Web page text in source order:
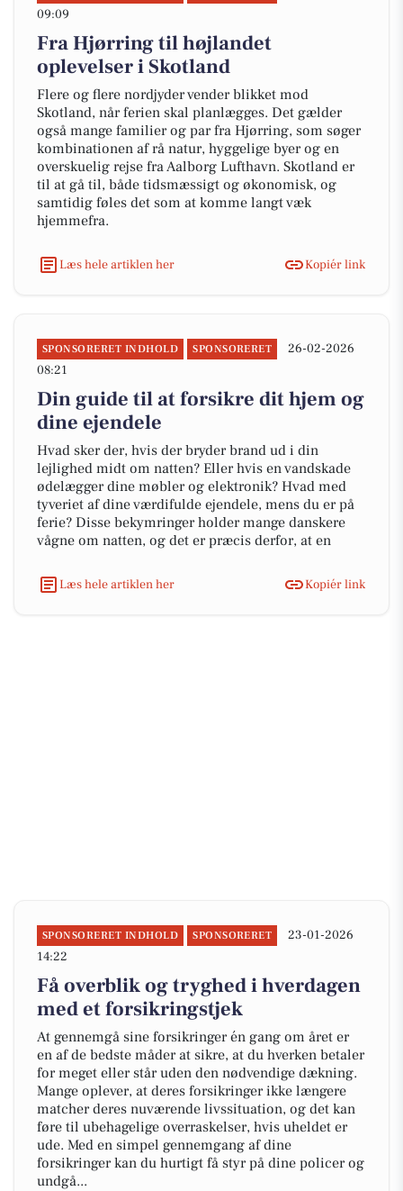
09:09
Fra Hjørring til højlandet
oplevelser i Skotland
Flere og flere nordjyder vender blikket mod
Skotland, når ferien skal planlægges. Det gælder
også mange familier og par fra Hjørring, som søger
kombinationen af rå natur, hyggelige byer og en
overskuelig rejse fra Aalborg Lufthavn. Skotland er
til at gå til, både tidsmæssigt og økonomisk, og
samtidig føles det som at komme langt væk
hjemmefra.
Læs hele artiklen her Kopiér link
SPONSORERET INDHOLD SPONSORERET
26-02-2026
08:21
Din guide til at forsikre dit hjem og
dine ejendele
Hvad sker der, hvis der bryder brand ud i din
lejlighed midt om natten? Eller hvis en vandskade
ødelægger dine møbler og elektronik? Hvad med
tyveriet af dine værdifulde ejendele, mens du er på
ferie? Disse bekymringer holder mange danskere
vågne om natten, og det er præcis derfor, at en
Læs hele artiklen her Kopiér link
SPONSORERET INDHOLD SPONSORERET
23-01-2026
14:22
Få overblik og tryghed i hverdagen
med et forsikringstjek
At gennemgå sine forsikringer én gang om året er
en af de bedste måder at sikre, at du hverken betaler
for meget eller står uden den nødvendige dækning.
Mange oplever, at deres forsikringer ikke længere
matcher deres nuværende livssituation, og det kan
føre til ubehagelige overraskelser, hvis uheldet er
ude. Med en simpel gennemgang af dine
forsikringer kan du hurtigt få styr på dine policer og
undgå...